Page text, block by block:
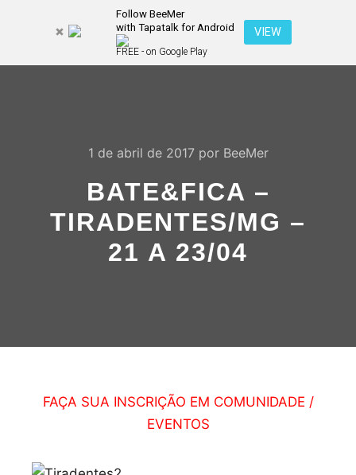
Follow BeeMer
with Tapatalk for Android
FREE - on Google Play
VIEW
1 de abril de 2017por BeeMer
BATE&FICA –
TIRADENTES/MG –
21 A 23/04
FAÇA SUA INSCRIÇÃO EM COMUNIDADE /
EVENTOS